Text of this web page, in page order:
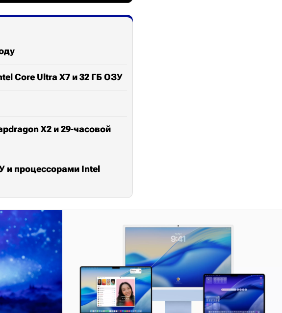
Core Ultra X7 и 32 ГБ ОЗУ
X2 и 29-часовой
и процессорами Intel